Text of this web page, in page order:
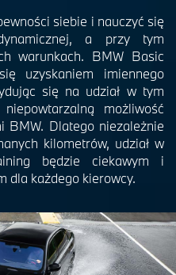
siebie i nauczyć się
a przy tym
warunkach. BMW Basic
uzyskaniem imiennego
się na udział w tym
możliwość
BMW. Dlatego niezależnie
kilometrów, udział w
będzie ciekawym i
dla każdego kierowcy.